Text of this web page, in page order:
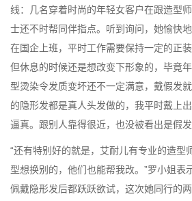
线：几名穿着时尚的年轻女客户在跟造型
士还不时帮同伴指点。听到询问，她愉快
在国企上班，平时工作需要保持一定的正
但休息的时候还是想改变下形象的，毕竟
型烫染令发质变坏还不一定满意，戴假发
的隐形发都是真人头发做的，我平时戴上
逼真。跟别人靠得很近，也没被看出是假
“还有特别好的就是，艾耐儿有专业的造型
型想换别的，他们也能帮我改。”罗小姐表
佩戴隐形发后都跃跃欲试，这次她同行的